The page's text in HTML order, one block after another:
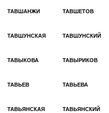
ТАВШАНЖИ ТАВШЕТОВ
ТАВШУНСКАЯ ТАВШУНСКИЙ
ТАВЫКОВА ТАВЫРИКОВ
ТАВЬЕВ ТАВЬЕВА
ТАВЬЯНСКАЯ ТАВЬЯНСКИЙ